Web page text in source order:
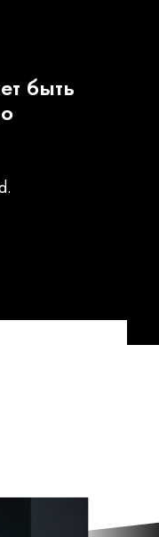
быть